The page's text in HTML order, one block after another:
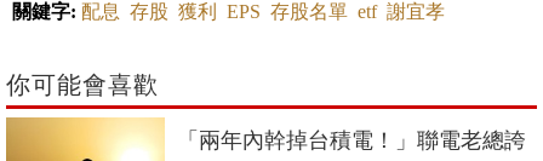
關鍵字: 配息 存股 獲利 EPS 存股名單 etf 謝宜孝
你可能會喜歡
「兩年內幹掉台積電！」聯電老總誇